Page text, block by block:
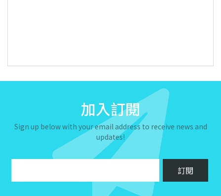
加入訂閱
Sign up below with your email address to receive news and
updates!